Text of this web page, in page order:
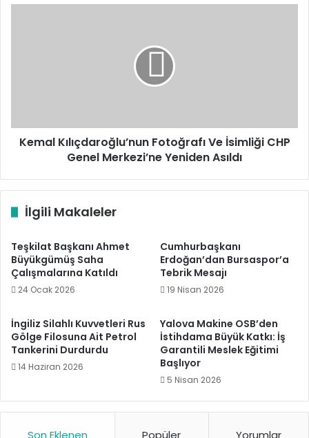
Aksiyon
Yeniden
Asıldı
Kemal Kılıçdaroğlu’nun Fotoğrafı Ve İsimliği CHP
Genel Merkezi’ne Yeniden Asıldı
İlgili Makaleler
Teşkilat Başkanı Ahmet
Büyükgümüş Saha
Çalışmalarına Katıldı
24 Ocak 2026
Cumhurbaşkanı
Erdoğan’dan Bursaspor’a
Tebrik Mesajı
19 Nisan 2026
İngiliz Silahlı Kuvvetleri Rus
Gölge Filosuna Ait Petrol
Tankerini Durdurdu
14 Haziran 2026
Yalova Makine OSB’den
İstihdama Büyük Katkı: İş
Garantili Meslek Eğitimi
Başlıyor
5 Nisan 2026
Son Eklenen Popüler Yorumlar